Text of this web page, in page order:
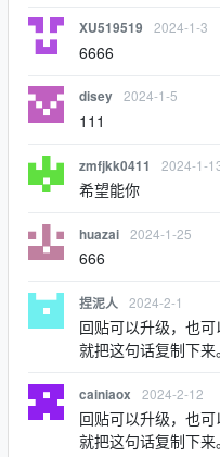
XU519519 2024-1-3
6666
disey 2024-1-5
111
zmfjkk0411 2024-1-
希望能你
huazai 2024-1-25
666
捏泥人 2024-2-1
回贴可以升级，也
就把这句话复制下来
cainiaox 2024-2-12
回贴可以升级，也
就把这句话复制下来